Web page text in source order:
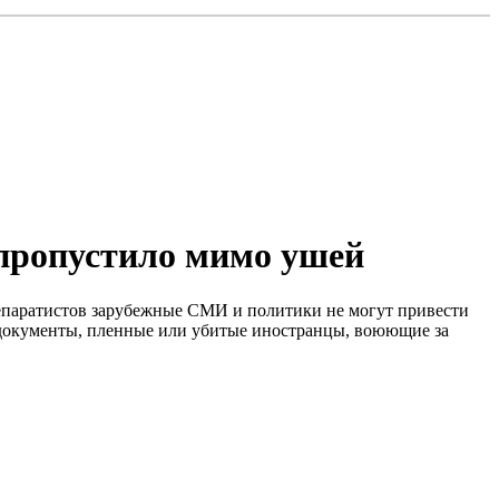
мимо ушей
зарубежные СМИ и политики не могут привести
пленные или убитые иностранцы, воюющие за